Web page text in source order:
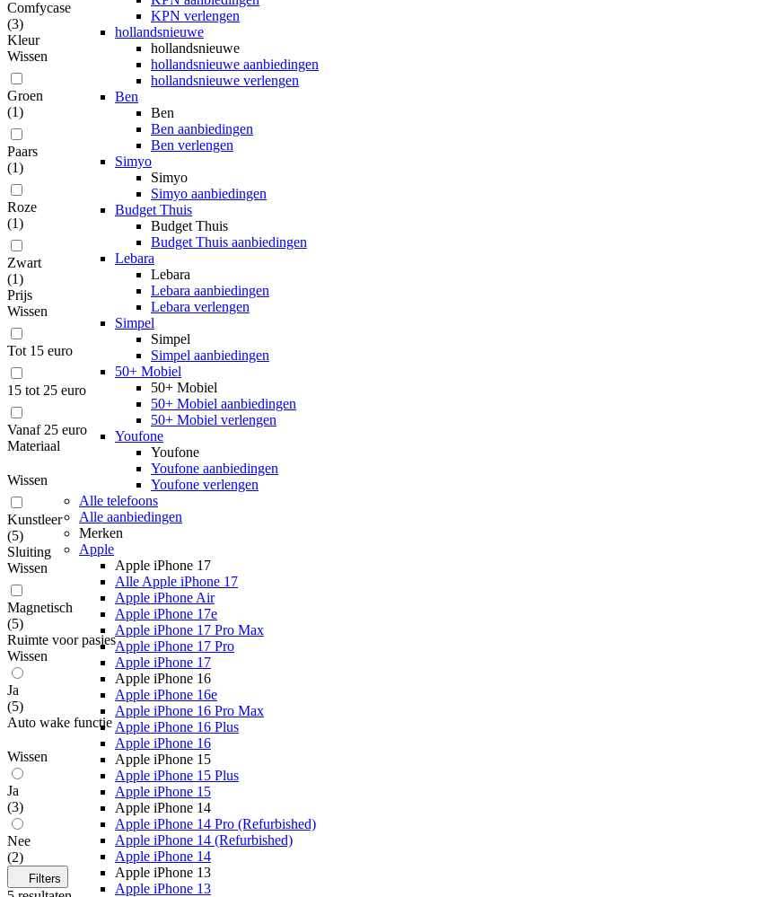
KPN verlengen
hollandsnieuwe
hollandsnieuwe
hollandsnieuwe aanbiedingen
hollandsnieuwe verlengen
Ben
Ben
Ben aanbiedingen
Ben verlengen
Simyo
Simyo
Simyo aanbiedingen
Budget Thuis
Budget Thuis
Budget Thuis aanbiedingen
Lebara
Lebara
Lebara aanbiedingen
Lebara verlengen
Simpel
Simpel
Simpel aanbiedingen
50+ Mobiel
50+ Mobiel
50+ Mobiel aanbiedingen
50+ Mobiel verlengen
Youfone
Youfone
Youfone aanbiedingen
Youfone verlengen
Alle telefoons
Alle aanbiedingen
Merken
Apple
Apple iPhone 17
Alle Apple iPhone 17
Apple iPhone Air
Apple iPhone 17e
Apple iPhone 17 Pro Max
Apple iPhone 17 Pro
Apple iPhone 17
Apple iPhone 16
Apple iPhone 16e
Apple iPhone 16 Pro Max
Apple iPhone 16 Plus
Apple iPhone 16
Apple iPhone 15
Apple iPhone 15 Plus
Apple iPhone 15
Apple iPhone 14
Apple iPhone 14 Pro (Refurbished)
Apple iPhone 14 (Refurbished)
Apple iPhone 14
Apple iPhone 13
Apple iPhone 13
Comfycase
(3)
Kleur
Wissen
Groen
(1)
Paars
(1)
Roze
(1)
Zwart
(1)
Prijs
Wissen
Tot 15 euro
15 tot 25 euro
Vanaf 25 euro
Materiaal
Wissen
Kunstleer
(5)
Sluiting
Wissen
Magnetisch
(5)
Ruimte voor pasjes
Wissen
Ja
(5)
Auto wake functie
Wissen
Ja
(3)
Nee
(2)
Filters